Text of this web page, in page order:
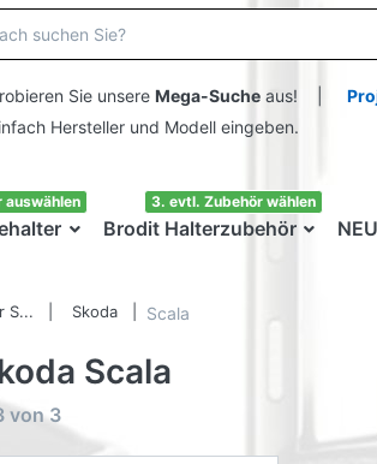
Sie unsere Mega-Sucheaus! |
Hersteller und Modell eingeben.
auswählen
Brodit Halterzubehör
3. evtl. Zubehör wählen
NEU
S... Skoda Scala
Scala
von 3